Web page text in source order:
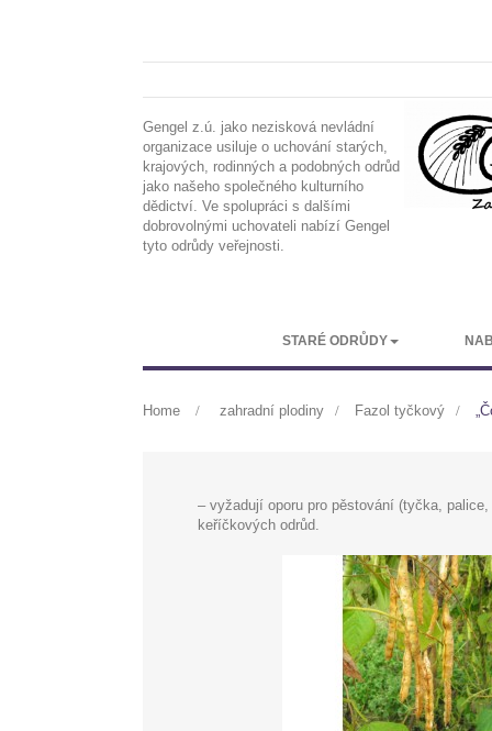
Gengel z.ú. jako nezisková nevládní
organizace usiluje o uchování starých,
krajových, rodinných a podobných odrůd
jako našeho společného kulturního
dědictví. Ve spolupráci s dalšími
dobrovolnými uchovateli nabízí Gengel
tyto odrůdy veřejnosti.
STARÉ ODRŮDY
Home > zahradní plodiny > Fazol tyčkový >
– vyžadují oporu pro pěstování (tyčka,
keříčkových odrůd.